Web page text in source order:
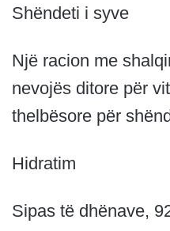
Shëndeti i syve
Një racion me
nevojës ditore për
thelbësore për
Hidratim
Sipas të dhënave,